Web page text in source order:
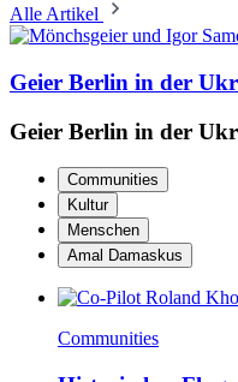
Alle Artikel
Geier Berlin in der
Geier Berlin in der
Communities
Kultur
Menschen
Amal Damaskus
Communities